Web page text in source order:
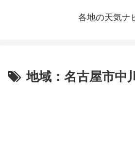
各地の天気ナ
地域：名古屋市中